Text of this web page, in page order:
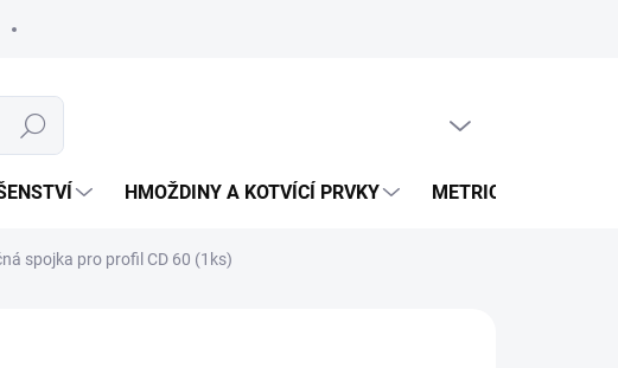
Hledat
HMOŽDINY A KOTVÍCÍ PRVKY METRICKÝ
spojka pro profil CD 60 (1ks)